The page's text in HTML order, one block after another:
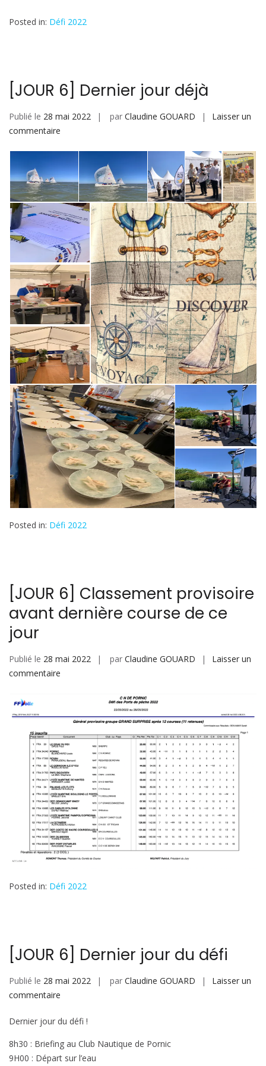
Posted in: Défi 2022
[JOUR 6] Dernier jour déjà
Publié le 28 mai 2022 par Claudine GOUARD
Laisser un
commentaire
Dernier
jour
déjà
Posted in: Défi 2022
[JOUR 6] Classement provisoire
avant dernière course de ce
jour
Publié le 28 mai 2022 par Claudine GOUARD
Laisser un
commentaire
Classement
avant
dernière
course
de
ce
jour
Posted in: Défi 2022
[JOUR 6] Dernier jour du défi
Publié le 28 mai 2022 par Claudine GOUARD
Laisser un
commentaire
6]
jour
Dernier jour du défi !
8h30 : Briefing au Club Nautique de Pornic
9H00 : Départ sur l’eau